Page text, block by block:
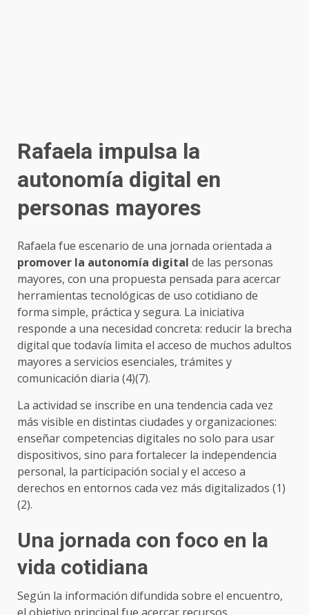
Rafaela impulsa la
autonomía digital en
personas mayores
Rafaela fue escenario de una jornada orientada a
promover la autonomía digital de las personas
mayores, con una propuesta pensada para acercar
herramientas tecnológicas de uso cotidiano de
forma simple, práctica y segura. La iniciativa
responde a una necesidad concreta: reducir la brecha
digital que todavía limita el acceso de muchos adultos
mayores a servicios esenciales, trámites y
comunicación diaria (4)(7).
La actividad se inscribe en una tendencia cada vez
más visible en distintas ciudades y organizaciones:
enseñar competencias digitales no solo para usar
dispositivos, sino para fortalecer la independencia
personal, la participación social y el acceso a
derechos en entornos cada vez más digitalizados (1)
(2).
Una jornada con foco en la
vida cotidiana
Según la información difundida sobre el encuentro,
el objetivo principal fue acercar recursos